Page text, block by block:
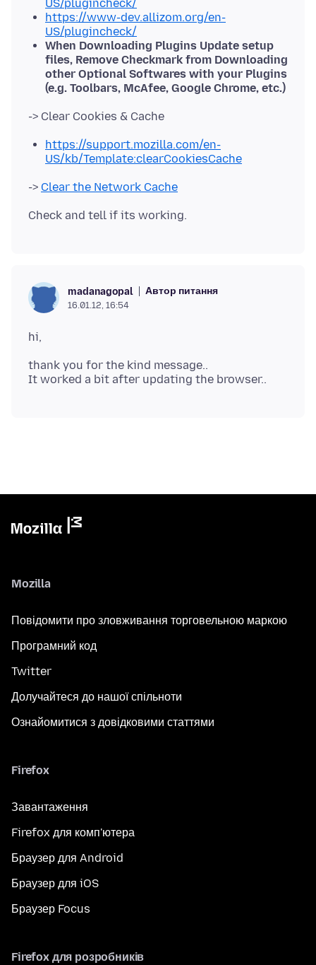
US/plugincheck/
https://www-dev.allizom.org/en-
US/plugincheck/
When Downloading Plugins Update setup
files, Remove Checkmark from Downloading
other Optional Softwares with your Plugins
(e.g. Toolbars, McAfee, Google Chrome, etc.)
https://support.mozilla.com/en-
US/kb/Template:clearCookiesCache
-> Clear the Network Cache
madanagopal Автор питання
16.01.12, 16:54
thank you for the kind message..
Mozilla
Повідомити про зловживання торговельною маркою
Програмний код
Twitter
Долучайтеся до нашої спільноти
Ознайомитися з довідковими статтями
Firefox
Завантаження
Firefox для комп'ютера
Браузер для Android
Браузер для iOS
Браузер Focus
Firefox для розробників